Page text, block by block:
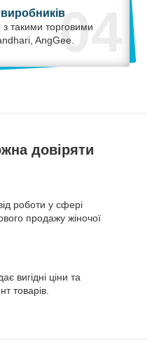
04
такими торговими
AngGee.
довіряти
роботи у сфері
продажу жіночої
вигідні ціни та
товарів.